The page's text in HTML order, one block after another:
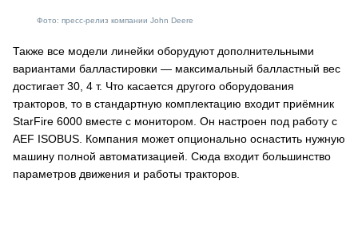
Фото: пресс-релиз компании John Deere
Также все модели линейки оборудуют дополнительными
вариантами балластировки — максимальный балластный вес
достигает 30, 4 т. Что касается другого оборудования
тракторов, то в стандартную комплектацию входит приёмник
StarFire 6000 вместе с монитором. Он настроен под работу с
AEF ISOBUS. Компания может опционально оснастить нужную
машину полной автоматизацией. Сюда входит большинство
параметров движения и работы тракторов.